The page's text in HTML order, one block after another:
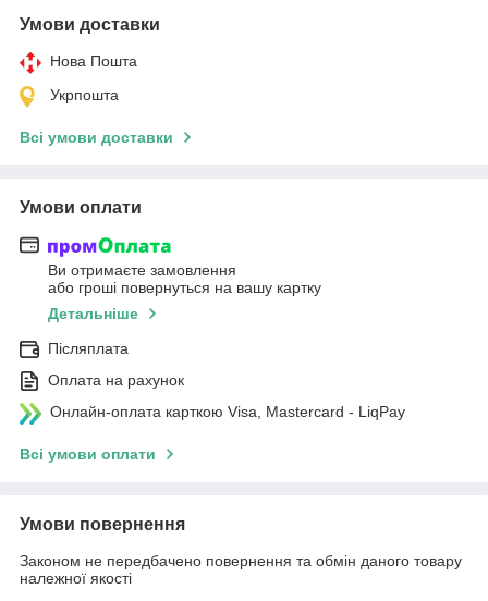
Умови доставки
Нова Пошта
Укрпошта
Всі умови доставки
Умови оплати
Ви отримаєте замовлення
або гроші повернуться на вашу картку
Детальніше
Післяплата
Оплата на рахунок
Онлайн-оплата карткою Visa, Mastercard - LiqPay
Всі умови оплати
Умови повернення
Законом не передбачено повернення та обмін даного товару
належної якості